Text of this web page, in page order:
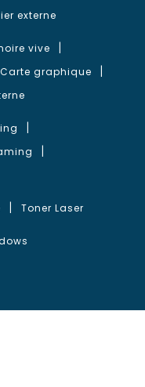
externe
vive
Carte graphique
Toner Laser